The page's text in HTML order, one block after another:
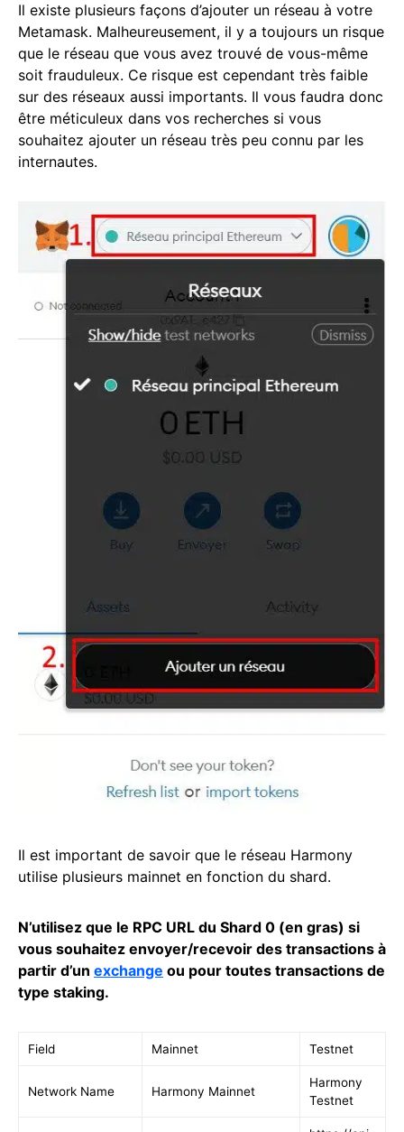
Il existe plusieurs façons d’ajouter un réseau à votre
Metamask. Malheureusement, il y a toujours un risque
que le réseau que vous avez trouvé de vous-même
soit frauduleux. Ce risque est cependant très faible
sur des réseaux aussi importants. Il vous faudra donc
être méticuleux dans vos recherches si vous
souhaitez ajouter un réseau très peu connu par les
internautes.
Il est important de savoir que le réseau Harmony
utilise plusieurs mainnet en fonction du shard.
N’utilisez que le RPC URL du Shard 0 (en gras) si
vous souhaitez envoyer/recevoir des transactions à
partir d’un exchange ou pour toutes transactions de
type staking.
Field Mainnet Testnet
Network Name Harmony Mainnet
Harmony
Testnet